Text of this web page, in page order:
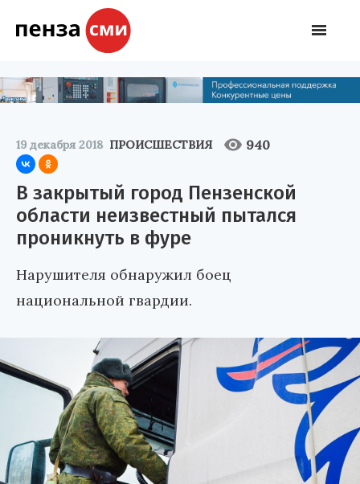
19 декабря 2018 ПРОИСШЕСТВИЯ 940
В закрытый город Пензенской
области неизвестный пытался
проникнуть в фуре
Нарушителя обнаружил боец
национальной гвардии.